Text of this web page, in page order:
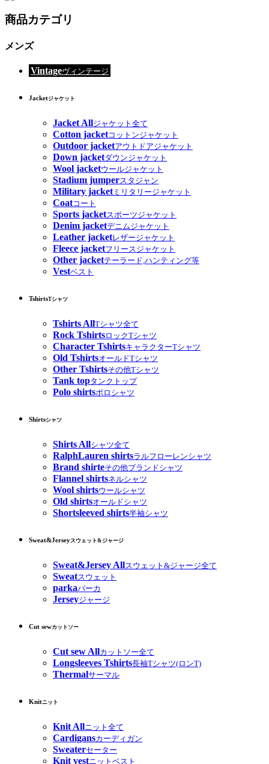
商品カテゴリ
メンズ
Vintageヴィンテージ
Jacketジャケット
Jacket Allジャケット全て
Cotton jacketコットンジャケット
Outdoor jacketアウトドアジャケット
Down jacketダウンジャケット
Wool jacketウールジャケット
Stadium jumperスタジャン
Military jacketミリタリージャケット
Coatコート
Sports jacketスポーツジャケット
Denim jacketデニムジャケット
Leather jacketレザージャケット
Fleece jacketフリースジャケット
Other jacketテーラード,ハンティング等
Vestベスト
TshirtsTシャツ
Tshirts AllTシャツ全て
Rock TshirtsロックTシャツ
Character TshirtsキャラクターTシャツ
Old TshirtsオールドTシャツ
Other Tshirtsその他Tシャツ
Tank topタンクトップ
Polo shirtsポロシャツ
Shirtsシャツ
Shirts Allシャツ全て
RalphLauren shirtsラルフローレンシャツ
Brand shirteその他ブランドシャツ
Flannel shirtsネルシャツ
Wool shirtsウールシャツ
Old shirtsオールドシャツ
Shortsleeved shirts半袖シャツ
Sweat&Jerseyスウェット&ジャージ
Sweat&Jersey Allスウェット&ジャージ全て
Sweatスウェット
parkaパーカ
Jerseyジャージ
Cut sewカットソー
Cut sew Allカットソー全て
Longsleeves Tshirts長袖Tシャツ(ロンT)
Thermalサーマル
Knitニット
Knit Allニット全て
Cardigansカーディガン
Sweaterセーター
Knit vestニットベスト